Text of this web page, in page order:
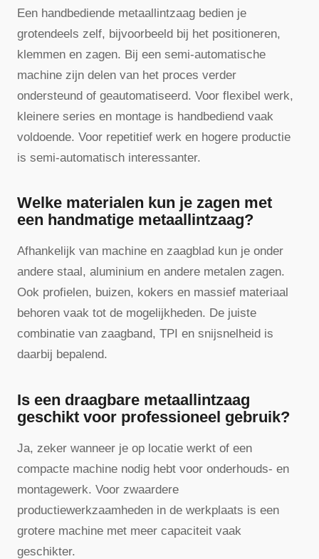
Een handbediende metaallintzaag bedien je
grotendeels zelf, bijvoorbeeld bij het positioneren,
klemmen en zagen. Bij een semi-automatische
machine zijn delen van het proces verder
ondersteund of geautomatiseerd. Voor flexibel werk,
kleinere series en montage is handbediend vaak
voldoende. Voor repetitief werk en hogere productie
is semi-automatisch interessanter.
Welke materialen kun je zagen met
een handmatige metaallintzaag?
Afhankelijk van machine en zaagblad kun je onder
andere staal, aluminium en andere metalen zagen.
Ook profielen, buizen, kokers en massief materiaal
behoren vaak tot de mogelijkheden. De juiste
combinatie van zaagband, TPI en snijsnelheid is
daarbij bepalend.
Is een draagbare metaallintzaag
geschikt voor professioneel gebruik?
Ja, zeker wanneer je op locatie werkt of een
compacte machine nodig hebt voor onderhouds- en
montagewerk. Voor zwaardere
productiewerkzaamheden in de werkplaats is een
grotere machine met meer capaciteit vaak
geschikter.